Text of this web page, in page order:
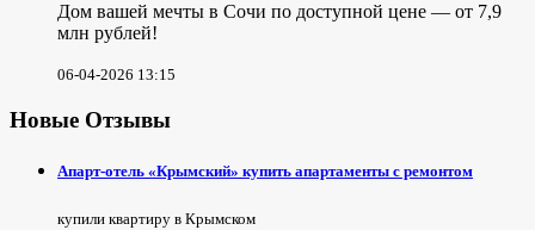
Дом вашей мечты в Сочи по доступной цене — от 7,9
млн рублей!
06-04-2026 13:15
Новые Отзывы
Апарт-отель «Крымский» купить апартаменты с ремонтом
купили квартиру в Крымском